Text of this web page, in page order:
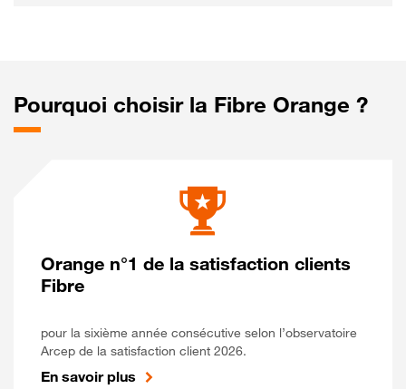
Pourquoi choisir la Fibre Orange ?
Orange n°1 de la satisfaction clients
Fibre
pour la sixième année consécutive selon l’observatoire
Arcep de la satisfaction client 2026.
En savoir plus